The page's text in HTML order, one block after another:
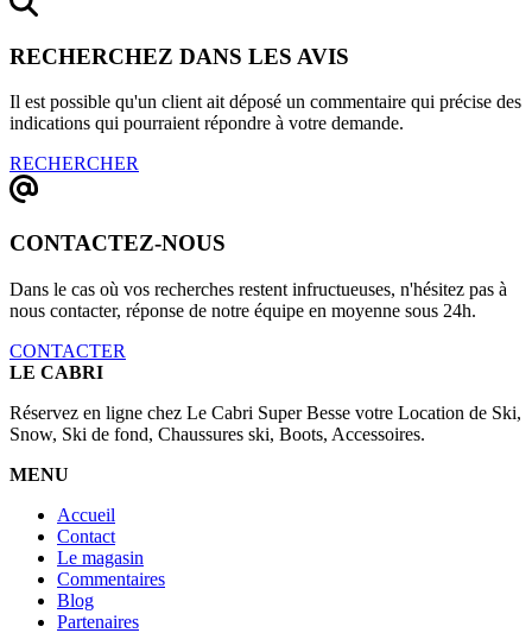
RECHERCHEZ DANS LES AVIS
Il est possible qu'un client ait déposé un commentaire qui précise des
indications qui pourraient répondre à votre demande.
RECHERCHER
CONTACTEZ-NOUS
Dans le cas où vos recherches restent infructueuses, n'hésitez pas à
nous contacter, réponse de notre équipe en moyenne sous 24h.
CONTACTER
LE CABRI
Réservez en ligne chez Le Cabri Super Besse votre Location de Ski,
Snow, Ski de fond, Chaussures ski, Boots, Accessoires.
MENU
Accueil
Contact
Le magasin
Commentaires
Blog
Partenaires